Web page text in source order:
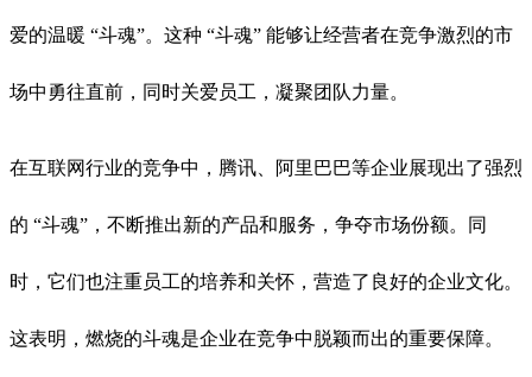
爱的温暖 “斗魂”。这种 “斗魂” 能够让经营者在竞争激烈的市
场中勇往直前，同时关爱员工，凝聚团队力量。
在互联网行业的竞争中，腾讯、阿里巴巴等企业展现出了强烈
的 “斗魂”，不断推出新的产品和服务，争夺市场份额。同
时，它们也注重员工的培养和关怀，营造了良好的企业文化。
这表明，燃烧的斗魂是企业在竞争中脱颖而出的重要保障。